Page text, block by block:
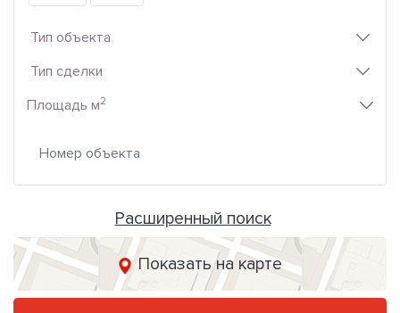
Тип объекта
Тип сделки
Площадь м2
Расширенный поиск
Показать на карте